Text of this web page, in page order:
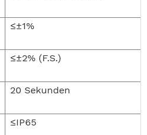
≤±1%
≤±2% (F.S.)
20 Sekunden
≤IP65